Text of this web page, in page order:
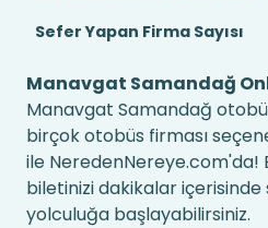
Sefer Yapan Firma Sayısı
Manavgat Samandağ
Manavgat Samandağ
birçok otobüs firması
ile NeredenNereye.com'da!
biletinizi dakikalar
yolculuğa başlayabilirsiniz.